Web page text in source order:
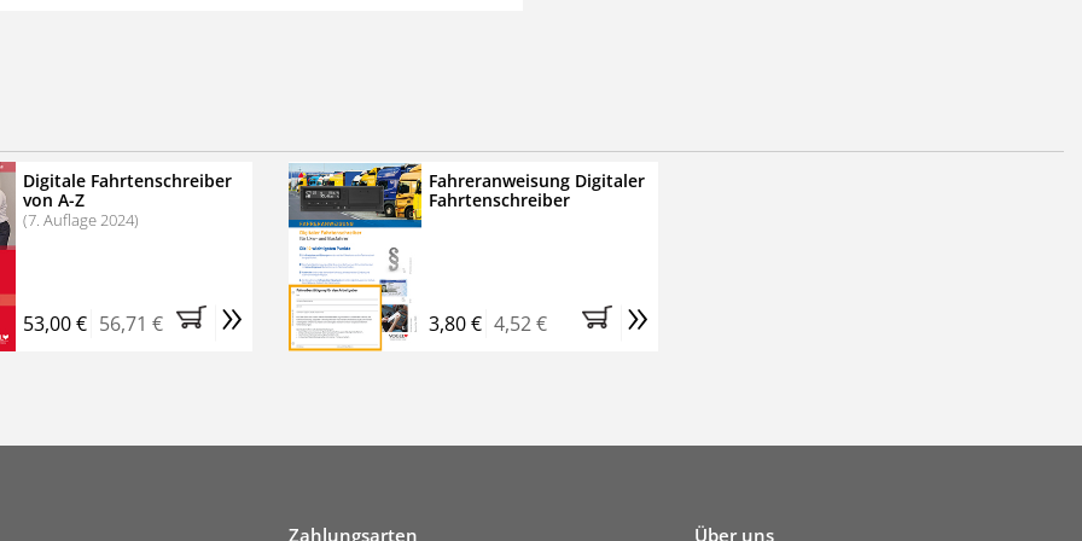
Profipaket im Kennenlern-Abo für zwei
MwSt. und Versandkosten).Nach 2 Monaten
tun, das Abonnement endet automatisch, es
Digitale Fahrtenschreiber
von A-Z
(7. Auflage 2024)
53,00 € 56,71 € »
Fahreranweisung Digitaler
Fahrtenschreiber
3,80 € 4,52 € »
Zahlungsarten Über uns